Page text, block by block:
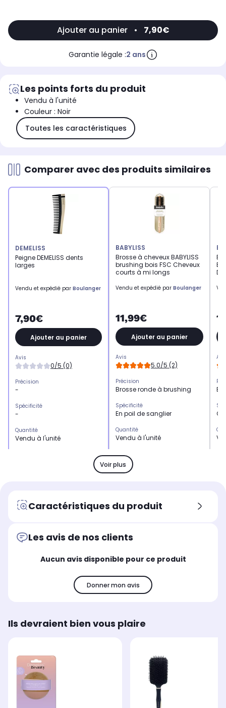
Ajouter au panier • 7,90€
Garantie légale :2 ans
Les points forts du produit
Vendu à l'unité
Couleur : Noir
Toutes les caractéristiques
Comparer avec des produits similaires
DEMELISS
Peigne DEMELISS dents
larges
Vendu et expédié par Boulanger
7,90€
Ajouter au panier
Avis
0/5 (0)
Précision
-
Spécificité
-
Quantité
Vendu à l'unité
Forme
-
BABYLISS
Brosse à cheveux BABYLISS
brushing bois FSC Cheveux
courts à mi longs
Vendu et expédié par Boulanger
11,99€
Ajouter au panier
Avis
5.0/5 (2)
Précision
Brosse ronde à brushing
Spécificité
En poil de sanglier
Quantité
Vendu à l'unité
Couleur
Bois
Forme
Cylindrique
Voir plus
Caractéristiques du produit
Les avis de nos clients
Aucun avis disponible pour ce produit
Donner mon avis
Ils devraient bien vous plaire